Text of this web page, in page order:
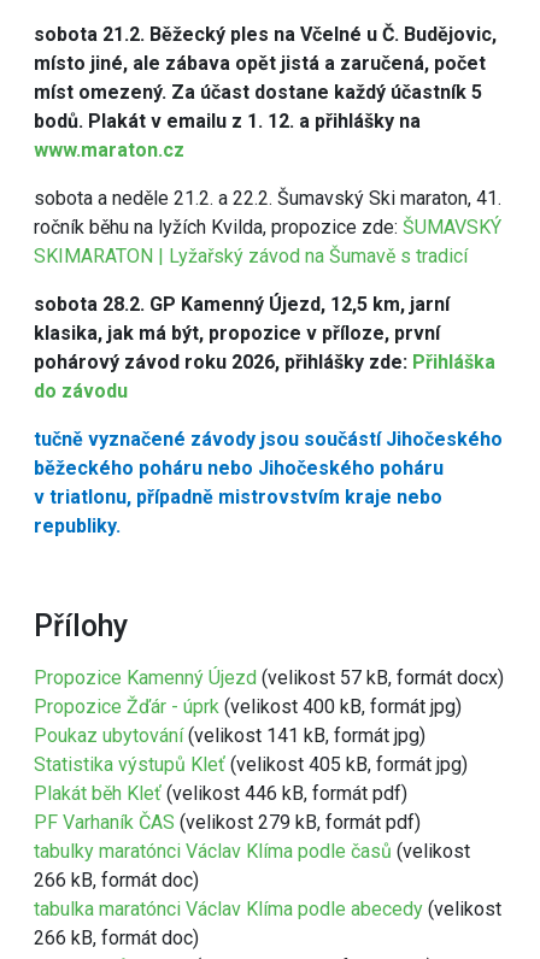
sobota 21.2. Běžecký ples na Včelné u Č. Budějovic,
místo jiné, ale zábava opět jistá a zaručená, počet
míst omezený. Za účast dostane každý účastník 5
bodů. Plakát v emailu z 1. 12. a přihlášky na
www.maraton.cz
sobota a neděle 21.2. a 22.2. Šumavský Ski maraton, 41.
ročník běhu na lyžích Kvilda, propozice zde: ŠUMAVSKÝ
SKIMARATON | Lyžařský závod na Šumavě s tradicí
sobota 28.2. GP Kamenný Újezd, 12,5 km, jarní
klasika, jak má být, propozice v příloze, první
pohárový závod roku 2026, přihlášky zde: Přihláška
do závodu
tučně vyznačené závody jsou součástí Jihočeského
běžeckého poháru nebo Jihočeského poháru
v triatlonu, případně mistrovstvím kraje nebo
republiky.
Přílohy
Propozice Kamenný Újezd (velikost 57 kB, formát docx)
Propozice Žďár - úprk (velikost 400 kB, formát jpg)
Poukaz ubytování(velikost 141 kB, formát jpg)
Statistika výstupů Kleť (velikost 405 kB, formát jpg)
Plakát běh Kleť (velikost 446 kB, formát pdf)
PF Varhaník ČAS (velikost 279 kB, formát pdf)
tabulky maratónci Václav Klíma podle časů (velikost
266 kB, formát doc)
tabulka maratónci Václav Klíma podle abecedy (velikost
266 kB, formát doc)